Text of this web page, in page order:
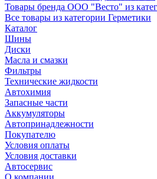
Товары бренда ООО "Весто" из
Все товары из категории Герметики
Каталог
Шины
Диски
Масла и смазки
Фильтры
Технические жидкости
Автохимия
Запасные части
Аккумуляторы
Автопринадлежности
Покупателю
Условия оплаты
Условия доставки
Автосервис